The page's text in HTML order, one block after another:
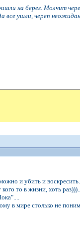
на берег. Молчит
все ушли, череп
и убить и
то в жизни, хоть
в мире столько не